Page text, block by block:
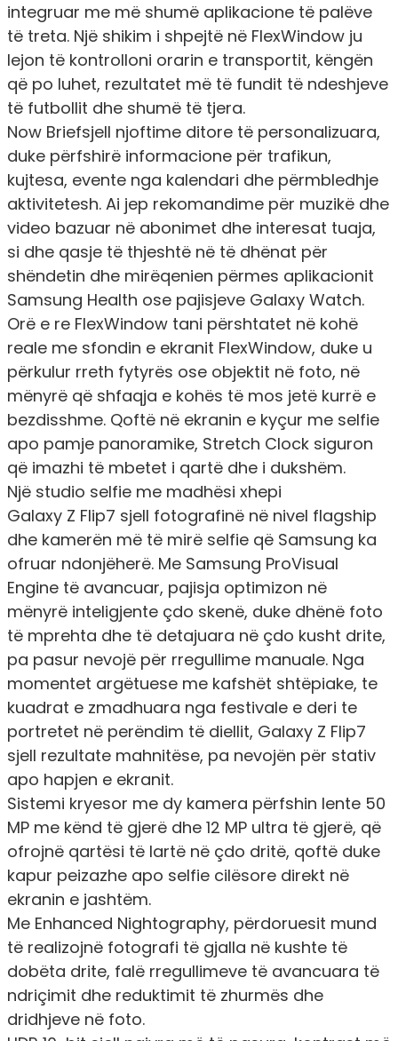
integruar me më shumë aplikacione të palëve
të treta. Një shikim i shpejtë në FlexWindow ju
lejon të kontrolloni orarin e transportit, këngën
që po luhet, rezultatet më të fundit të ndeshjeve
të futbollit dhe shumë të tjera.
Now Briefsjell njoftime ditore të personalizuara,
duke përfshirë informacione për trafikun,
kujtesa, evente nga kalendari dhe përmbledhje
aktivitetesh. Ai jep rekomandime për muzikë dhe
video bazuar në abonimet dhe interesat tuaja,
si dhe qasje të thjeshtë në të dhënat për
shëndetin dhe mirëqenien përmes aplikacionit
Samsung Health ose pajisjeve Galaxy Watch.
Orë e re FlexWindow tani përshtatet në kohë
reale me sfondin e ekranit FlexWindow, duke u
përkulur rreth fytyrës ose objektit në foto, në
mënyrë që shfaqja e kohës të mos jetë kurrë e
bezdisshme. Qoftë në ekranin e kyçur me selfie
apo pamje panoramike, Stretch Clock siguron
që imazhi të mbetet i qartë dhe i dukshëm.
Një studio selfie me madhësi xhepi
Galaxy Z Flip7 sjell fotografinë në nivel flagship
dhe kamerën më të mirë selfie që Samsung ka
ofruar ndonjëherë. Me Samsung ProVisual
Engine të avancuar, pajisja optimizon në
mënyrë inteligjente çdo skenë, duke dhënë foto
të mprehta dhe të detajuara në çdo kusht drite,
pa pasur nevojë për rregullime manuale. Nga
momentet argëtuese me kafshët shtëpiake, te
kuadrat e zmadhuara nga festivale e deri te
portretet në perëndim të diellit, Galaxy Z Flip7
sjell rezultate mahnitëse, pa nevojën për stativ
apo hapjen e ekranit.
Sistemi kryesor me dy kamera përfshin lente 50
MP me kënd të gjerë dhe 12 MP ultra të gjerë, që
ofrojnë qartësi të lartë në çdo dritë, qoftë duke
kapur peizazhe apo selfie cilësore direkt në
ekranin e jashtëm.
Me Enhanced Nightography, përdoruesit mund
të realizojnë fotografi të gjalla në kushte të
dobëta drite, falë rregullimeve të avancuara të
ndriçimit dhe reduktimit të zhurmës dhe
dridhjeve në foto.